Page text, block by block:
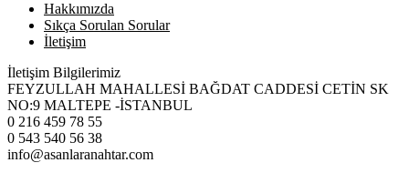
Hakkımızda
Sıkça Sorulan Sorular
İletişim
İletişim Bilgilerimiz
FEYZULLAH MAHALLESİ BAĞDAT CADDESİ CETİN SK
NO:9 MALTEPE -İSTANBUL
0 216 459 78 55
0 543 540 56 38
info@asanlaranahtar.com